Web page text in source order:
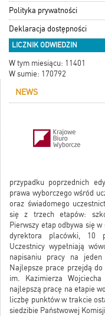
Polityka prywatności
Deklaracja dostępności
LICZNIK ODWIEDZIN
W tym miesiącu: 11401
W sumie: 170792
NEWS
przypadku poprzednich
prawa wyborczego wśród
oraz świadomego
się z trzech etapów:
Pierwszy etap odbywa się
dyrektora placówki, 10
Uczestnicy wypełniają
napisaniu pracy na
Najlepsze prace przejdą
im. Kazimierza
najlepszą pracę na etapie
liczbę punktów w trakcie
siedzibie Państwowej